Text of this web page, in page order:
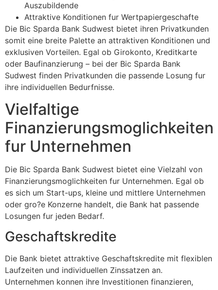
Auszubildende
Attraktive Konditionen fur Wertpapiergeschafte
Die Bic Sparda Bank Sudwest bietet ihren Privatkunden
somit eine breite Palette an attraktiven Konditionen und
exklusiven Vorteilen. Egal ob Girokonto, Kreditkarte
oder Baufinanzierung – bei der Bic Sparda Bank
Sudwest finden Privatkunden die passende Losung fur
ihre individuellen Bedurfnisse.
Vielfaltige
Finanzierungsmoglichkeiten
fur Unternehmen
Die Bic Sparda Bank Sudwest bietet eine Vielzahl von
Finanzierungsmoglichkeiten fur Unternehmen. Egal ob
es sich um Start-ups, kleine und mittlere Unternehmen
oder gro?e Konzerne handelt, die Bank hat passende
Losungen fur jeden Bedarf.
Geschaftskredite
Die Bank bietet attraktive Geschaftskredite mit flexiblen
Laufzeiten und individuellen Zinssatzen an.
Unternehmen konnen ihre Investitionen finanzieren,